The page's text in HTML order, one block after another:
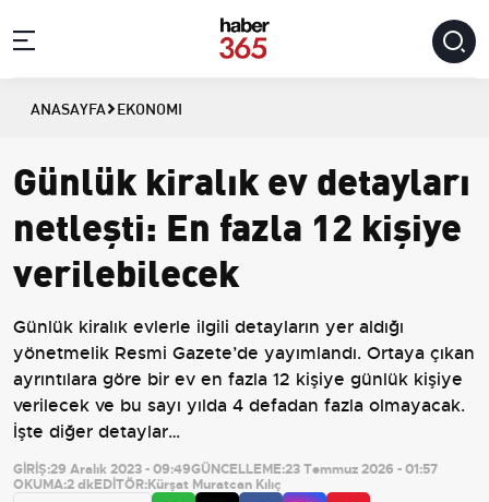
ANASAYFA EKONOMI
Günlük kiralık ev detayları
netleşti: En fazla 12 kişiye
verilebilecek
Günlük kiralık evlerle ilgili detayların yer aldığı
yönetmelik Resmi Gazete’de yayımlandı. Ortaya çıkan
ayrıntılara göre bir ev en fazla 12 kişiye günlük kişiye
verilecek ve bu sayı yılda 4 defadan fazla olmayacak.
İşte diğer detaylar…
GİRİŞ:29 Aralık 2023 - 09:49GÜNCELLEME:23 Temmuz 2026 - 01:57
OKUMA:2 dkEDİTÖR:Kürşat Muratcan Kılıç